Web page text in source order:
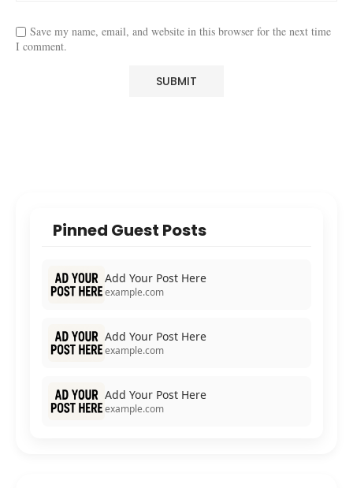
Save my name, email, and website in this browser for the next time
I comment.
Pinned Guest Posts
Add Your Post Here
example.com
Add Your Post Here
example.com
Add Your Post Here
example.com